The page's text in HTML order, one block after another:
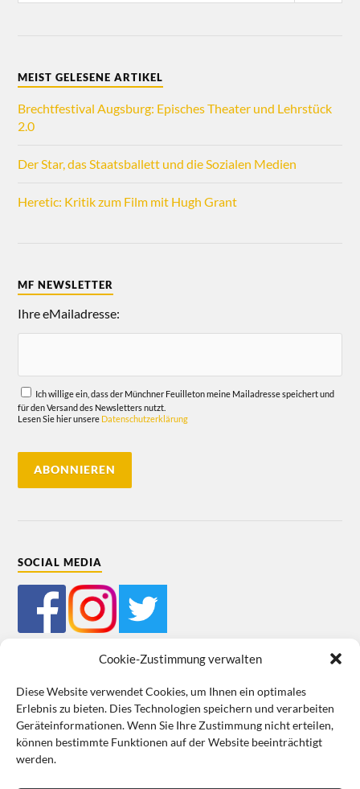
Cookie-Zustimmung verwalten
Diese Website verwendet Cookies, um Ihnen ein optimales
Erlebnis zu bieten. Dies Technologien speichern und verarbeiten
Geräteinformationen. Wenn Sie Ihre Zustimmung nicht erteilen,
können bestimmte Funktionen auf der Website beeinträchtigt
werden.
MEIST GELESENE ARTIKEL
Brechtfestival Augsburg: Episches Theater und Lehrstück
2.0
Der Star, das Staatsballett und die Sozialen Medien
Heretic: Kritik zum Film mit Hugh Grant
MF NEWSLETTER
Ihre eMailadresse:
Ich willige ein, dass der Münchner Feuilleton meine Mailadresse speichert und
für den Versand des Newsletters nutzt.
Lesen Sie hier unsere Datenschutzerklärung
SOCIAL MEDIA
Mein Bestellkonto Kundeninformationen Datenschutz
Cookie-Richtlinie (EU) Impressum